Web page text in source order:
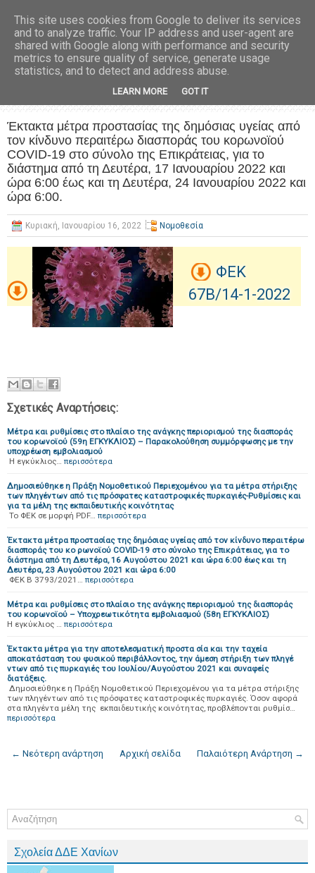
Έκτακτα μέτρα προστασίας της δημόσιας υγείας από
τον κίνδυνο περαιτέρω διασποράς του κορωνοϊού
COVID-19 στο σύνολο της Επικράτειας, για το
διάστημα από τη Δευτέρα, 17 Ιανουαρίου 2022 και
ώρα 6:00 έως και τη Δευτέρα, 24 Ιανουαρίου 2022 και
ώρα 6:00.
Κυριακή, Ιανουαρίου 16, 2022 Νομοθεσία
ΦΕΚ
67Β/14-1-2022
Σχετικές Αναρτήσεις:
Μέτρα και ρυθμίσεις στο πλαίσιο της ανάγκης περιορισμού της διασποράς
του κορωνοϊού (59η ΕΓΚΥΚΛΙΟΣ) – Παρακολούθηση συμμόρφωσης με την
υποχρέωση εμβολιασμού
Η εγκύκλιος… περισσότερα
Δημοσιεύθηκε η Πράξη Νομοθετικού Περιεχομένου για τα μέτρα στήριξης
των πληγέντων από τις πρόσφατες καταστροφικές πυρκαγιές-Ρυθμίσεις και
για τα μέλη της εκπαιδευτικής κοινότητας
Το ΦΕΚ σε μορφή PDF… περισσότερα
Έκτακτα μέτρα προστασίας της δημόσιας υγείας από τον κίνδυνο περαιτέρω
διασποράς του κο ρωνοϊού COVID-19 στο σύνολο της Επικράτειας, για το
διάστημα από τη Δευτέρα, 16 Αυγούστου 2021 και ώρα 6:00 έως και τη
Δευτέρα, 23 Αυγούστου 2021 και ώρα 6:00
ΦΕΚ B 3793/2021… περισσότερα
Μέτρα και ρυθμίσεις στο πλαίσιο της ανάγκης περιορισμού της διασποράς
του κορωνοϊού – Υποχρεωτικότητα εμβολιασμού (58η ΕΓΚΥΚΛΙΟΣ)
H εγκύκλιος … περισσότερα
Έκτακτα μέτρα για την αποτελεσματική προστα σία και την ταχεία
αποκατάσταση του φυσικού περιβάλλοντος, την άμεση στήριξη των πληγέ
ντων από τις πυρκαγιές του Ιουλίου/Αυγούστου 2021 και συναφείς
διατάξεις.
Δημοσιεύθηκε η Πράξη Νομοθετικού Περιεχομένου για τα μέτρα στήριξης
των πληγέντων από τις πρόσφατες καταστροφικές πυρκαγιές. Όσον αφορά
στα πληγέντα μέλη της εκπαιδευτικής κοινότητας, προβλέπονται ρυθμίσ…
περισσότερα
← Νεότερη ανάρτηση Παλαιότερη Ανάρτηση →
Αρχική σελίδα
Σχολεία ΔΔΕ Χανίων
This site uses cookies from Google to deliver its services
and to analyze traffic. Your IP address and user-agent are
shared with Google along with performance and security
metrics to ensure quality of service, generate usage
statistics, and to detect and address abuse.
LEARN MORE GOT IT